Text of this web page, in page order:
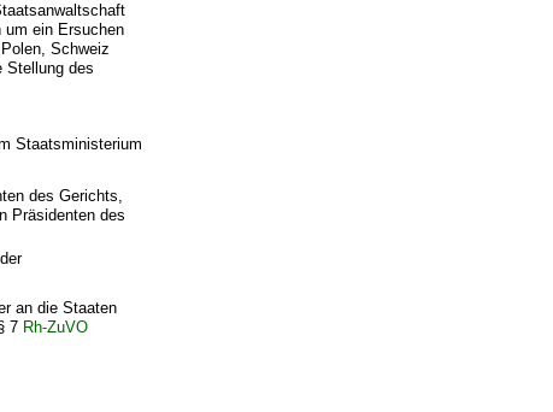
um ein Ersuchen
Schweiz
Stellung des
Staatsministerium
des Gerichts,
Präsidenten des
an die Staaten
7 Rh-ZuVO